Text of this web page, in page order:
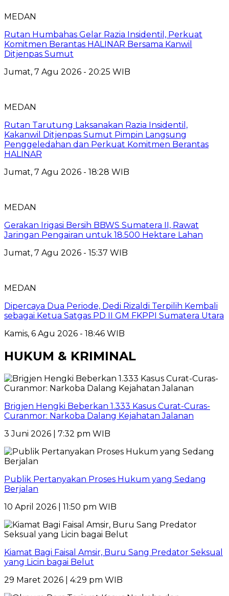
MEDAN
Rutan Humbahas Gelar Razia Insidentil, Perkuat
Komitmen Berantas HALINAR Bersama Kanwil
Ditjenpas Sumut
Jumat, 7 Agu 2026 - 20:25 WIB
MEDAN
Rutan Tarutung Laksanakan Razia Insidentil,
Kakanwil Ditjenpas Sumut Pimpin Langsung
Penggeledahan dan Perkuat Komitmen Berantas
HALINAR
Jumat, 7 Agu 2026 - 18:28 WIB
MEDAN
Gerakan Irigasi Bersih BBWS Sumatera II, Rawat
Jaringan Pengairan untuk 18.500 Hektare Lahan
Jumat, 7 Agu 2026 - 15:37 WIB
MEDAN
Dipercaya Dua Periode, Dedi Rizaldi Terpilih Kembali
sebagai Ketua Satgas PD II GM FKPPI Sumatera Utara
Kamis, 6 Agu 2026 - 18:46 WIB
HUKUM & KRIMINAL
Brigjen Hengki Beberkan 1.333 Kasus Curat-Curas-
Curanmor: Narkoba Dalang Kejahatan Jalanan
3 Juni 2026 | 7:32 pm WIB
Publik Pertanyakan Proses Hukum yang Sedang
Berjalan
10 April 2026 | 11:50 pm WIB
Kiamat Bagi Faisal Amsir, Buru Sang Predator Seksual
yang Licin bagai Belut
29 Maret 2026 | 4:29 pm WIB